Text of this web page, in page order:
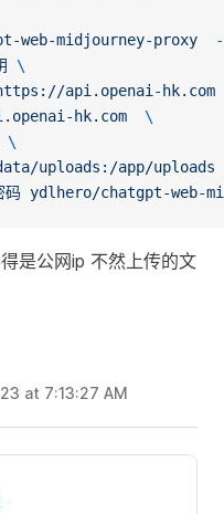
web-midjourney-proxy
\
api.openai-hk.com
hk.com
\
\
uploads:/app/uploads
码 ydlhero/chatgpt-web-
是公网ip 不然上传的文
at 7:13:27 AM